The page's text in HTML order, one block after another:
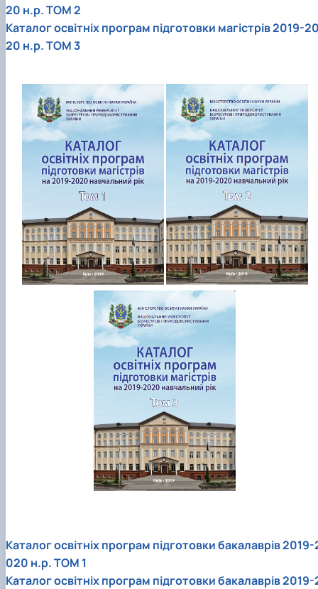
20 н.р. ТОМ 2
Каталог освітніх програм підготовки магістрів 2019-
20 н.р. ТОМ 3
Каталог освітніх програм підготовки бакалаврів 2019-
020 н.р. ТОМ 1
Каталог освітніх програм підготовки бакалаврів 2019-